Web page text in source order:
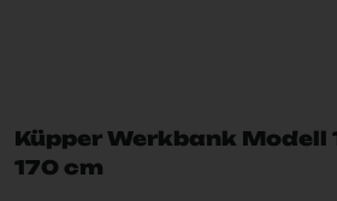
Küpper Werkbank Modell
170 cm